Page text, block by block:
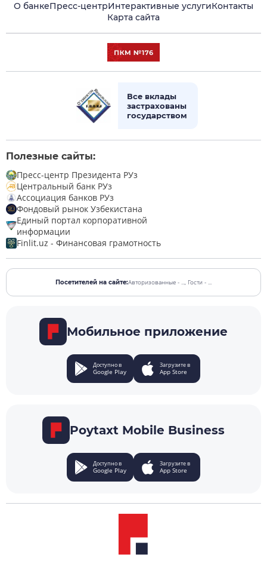
О банкеПресс-центрИнтерактивные услугиКонтакты
Карта сайта
Все вклады
застрахованы
государством
Полезные сайты:
Пресс-центр Президента РУз
Центральный банк РУз
Ассоциация банков РУз
Фондовый рынок Узбекистана
Единый портал корпоративной
информации
Finlit.uz - Финансовая грамотность
Посетителей на сайте:Авторизованные - ..., Гости - ...
Мобильное приложение
Доступно в
Google Play
Загрузите в
App Store
Poytaxt Mobile Business
Доступно в
Google Play
Загрузите в
App Store